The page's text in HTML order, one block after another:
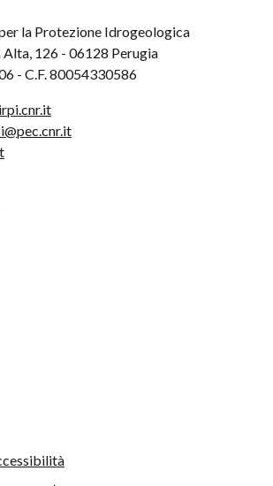
la Protezione Idrogeologica
126 - 06128 Perugia
- C.F. 80054330586
(link esterno)